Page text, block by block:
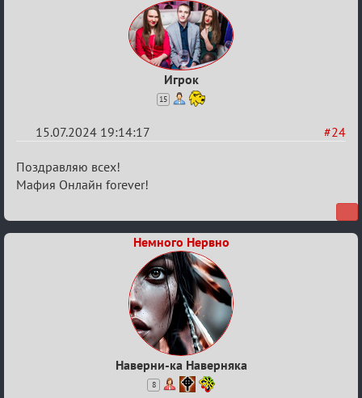
Игрок
15
#24
15.07.2024 19:14:17
Re:
С
летием
Поздравляю всех!
Мафия Онлайн forever!
Немного Нервно
Наверни-ка Наверняка
8